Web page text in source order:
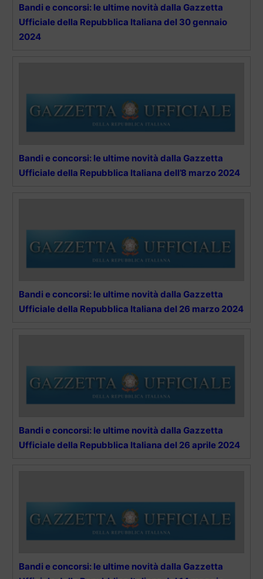
Bandi e concorsi: le ultime novità dalla Gazzetta
Ufficiale della Repubblica Italiana del 30 gennaio
2024
Bandi e concorsi: le ultime novità dalla Gazzetta
Ufficiale della Repubblica Italiana dell’8 marzo 2024
Bandi e concorsi: le ultime novità dalla Gazzetta
Ufficiale della Repubblica Italiana del 26 marzo 2024
Bandi e concorsi: le ultime novità dalla Gazzetta
Ufficiale della Repubblica Italiana del 26 aprile 2024
Bandi e concorsi: le ultime novità dalla Gazzetta